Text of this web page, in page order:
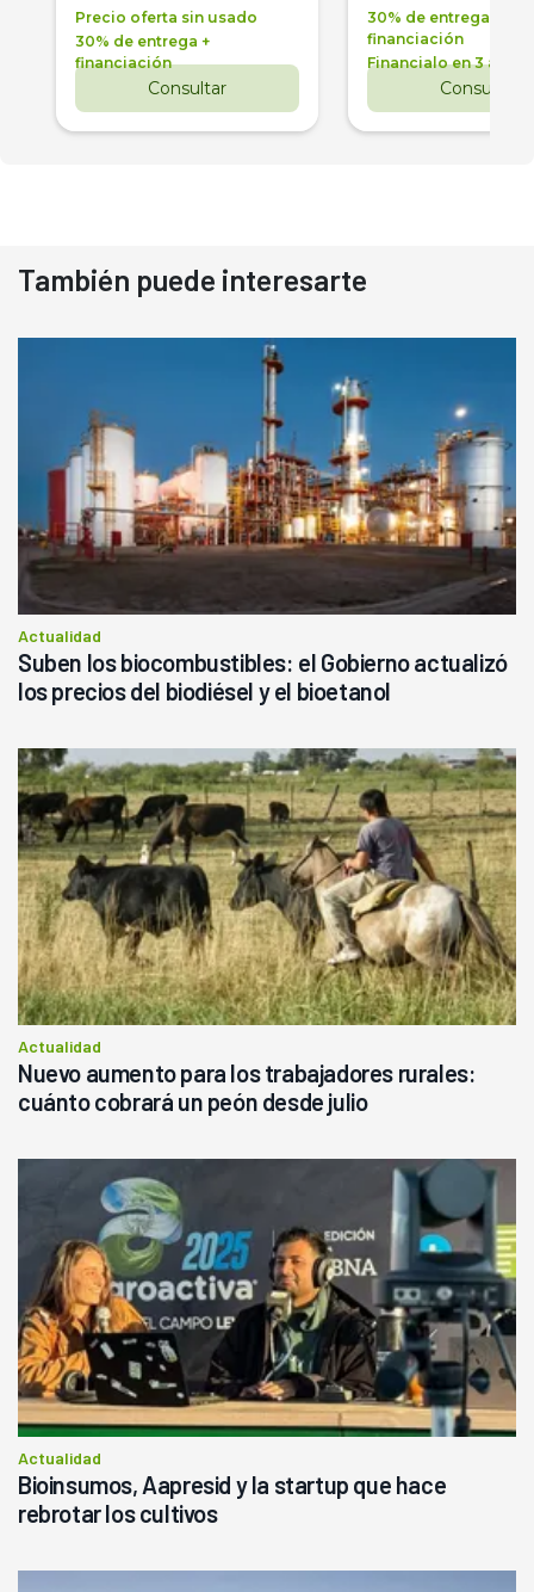
Precio oferta sin usado
30% de entrega +
financiación
Consultar
30% de entrega +
financiación
Financialo en 3 años
Consultar
También puede interesarte
Actualidad
Suben los biocombustibles: el Gobierno actualizó
los precios del biodiésel y el bioetanol
Actualidad
Nuevo aumento para los trabajadores rurales:
cuánto cobrará un peón desde julio
Actualidad
Bioinsumos, Aapresid y la startup que hace
rebrotar los cultivos